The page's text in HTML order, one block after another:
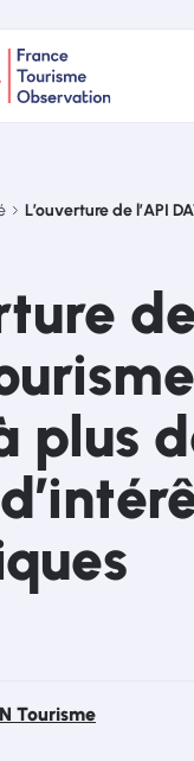
L’ouverture de l’API
plus
Tourisme